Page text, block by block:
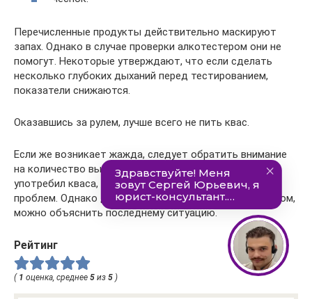
Перечисленные продукты действительно маскируют
запах. Однако в случае проверки алкотестером они не
помогут. Некоторые утверждают, что если сделать
несколько глубоких дыханий перед тестированием,
показатели снижаются.
Оказавшись за рулем, лучше всего не пить квас.
Если же возникает жажда, следует обратить внимание
на количество выпитого. Чем меньше водитель
употребил кваса, тем больше вероятность избежать
проблем. Однако даже при столкновении с инспектором,
можно объяснить последнему ситуацию.
Рейтинг
( 1 оценка, среднее 5 из 5 )